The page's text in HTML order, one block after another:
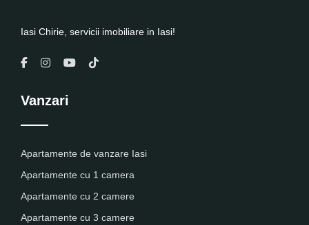
Iasi Chirie, servicii imobiliare in Iasi!
Vanzari
Apartamente de vanzare Iasi
Apartamente cu 1 camera
Apartamente cu 2 camere
Apartamente cu 3 camere